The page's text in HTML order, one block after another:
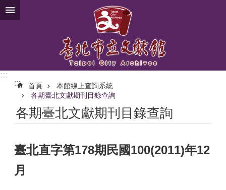
跳到主要內容區塊
:::
:::
首頁
本館線上查詢系統
各期臺北文獻期刊目錄查詢
各期臺北文獻期刊目錄查詢
臺北直字第178期民國100(2011)年12
月